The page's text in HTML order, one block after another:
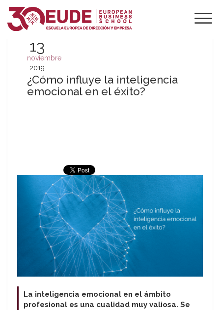
13
noviembre
2019
¿Cómo influye la inteligencia
emocional en el éxito?
La inteligencia emocional en el ámbito
profesional es una cualidad muy valiosa. Se